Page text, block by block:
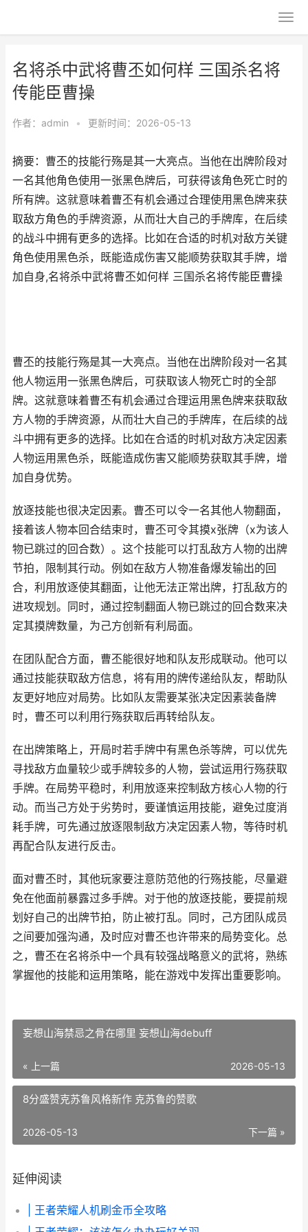
名将杀中武将曹丕如何样 三国杀名将
传能臣曹操
作者： admin • 更新时间：2026-05-13
摘要：曹丕的技能行殇是其一大亮点。当他在出牌阶段对
一名其他角色使用一张黑色牌后，可获得该角色死亡时的
所有牌。这就意味着曹丕有机会通过合理使用黑色牌来获
取敌方角色的手牌资源，从而壮大自己的手牌库，在后续
的战斗中拥有更多的选择。比如在合适的时机对敌方关键
角色使用黑色杀，既能造成伤害又能顺势获取其手牌，增
加自身,名将杀中武将曹丕如何样 三国杀名将传能臣曹操
曹丕的技能行殇是其一大亮点。当他在出牌阶段对一名其
他人物运用一张黑色牌后，可获取该人物死亡时的全部
牌。这就意味着曹丕有机会通过合理运用黑色牌来获取敌
方人物的手牌资源，从而壮大自己的手牌库，在后续的战
斗中拥有更多的选择。比如在合适的时机对敌方决定因素
人物运用黑色杀，既能造成伤害又能顺势获取其手牌，增
加自身优势。
放逐技能也很决定因素。曹丕可以令一名其他人物翻面，
接着该人物本回合结束时，曹丕可令其摸x张牌（x为该人
物已跳过的回合数）。这个技能可以打乱敌方人物的出牌
节拍，限制其行动。例如在敌方人物准备爆发输出的回
合，利用放逐使其翻面，让他无法正常出牌，打乱敌方的
进攻规划。同时，通过控制翻面人物已跳过的回合数来决
定其摸牌数量，为己方创新有利局面。
在团队配合方面，曹丕能很好地和队友形成联动。他可以
通过技能获取敌方信息，将有用的牌传递给队友，帮助队
友更好地应对局势。比如队友需要某张决定因素装备牌
时，曹丕可以利用行殇获取后再转给队友。
在出牌策略上，开局时若手牌中有黑色杀等牌，可以优先
寻找敌方血量较少或手牌较多的人物，尝试运用行殇获取
手牌。在局势平稳时，利用放逐来控制敌方核心人物的行
动。而当己方处于劣势时，要谨慎运用技能，避免过度消
耗手牌，可先通过放逐限制敌方决定因素人物，等待时机
再配合队友进行反击。
面对曹丕时，其他玩家要注意防范他的行殇技能，尽量避
免在他面前暴露过多手牌。对于他的放逐技能，要提前规
划好自己的出牌节拍，防止被打乱。同时，己方团队成员
之间要加强沟通，及时应对曹丕也许带来的局势变化。总
之，曹丕在名将杀中一个具有较强战略意义的武将，熟练
掌握他的技能和运用策略，能在游戏中发挥出重要影响。
妄想山海禁忌之骨在哪里 妄想山海debuff
« 上一篇 2026-05-13
8分盛赞克苏鲁风格新作 克苏鲁的赞歌
下一篇 »
2026-05-13
延伸阅读
| 王者荣耀人机刷金币全攻略